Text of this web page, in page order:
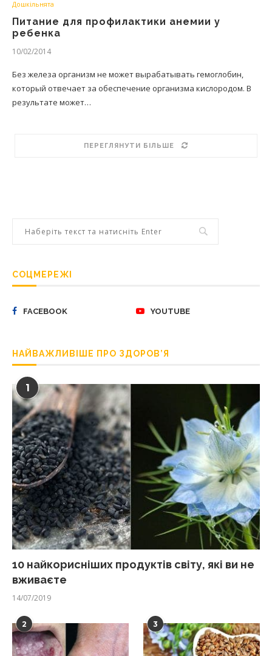
Дошкільнята
Питание для профилактики анемии у
ребенка
10/02/2014
Без железа организм не может вырабатывать гемоглобин,
который отвечает за обеспечение организма кислородом. В
результате может…
ПЕРЕГЛЯНУТИ БІЛЬШЕ
СОЦМЕРЕЖІ
FACEBOOK YOUTUBE
НАЙВАЖЛИВІШЕ ПРО ЗДОРОВ’Я
1
10 найкорисніших продуктів світу, які ви не
вживаєте
14/07/2019
2 3